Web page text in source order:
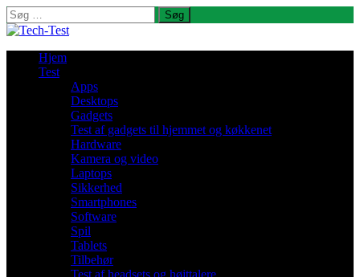
Søg
efter:
Hjem
Test
Apps
Desktops
Gadgets
Test af gadgets til hjemmet og køkkenet
Hardware
Kamera og video
Laptops
Sikkerhed
Smartphones
Software
Spil
Tablets
Tilbehør
Test af headsets og højttalere